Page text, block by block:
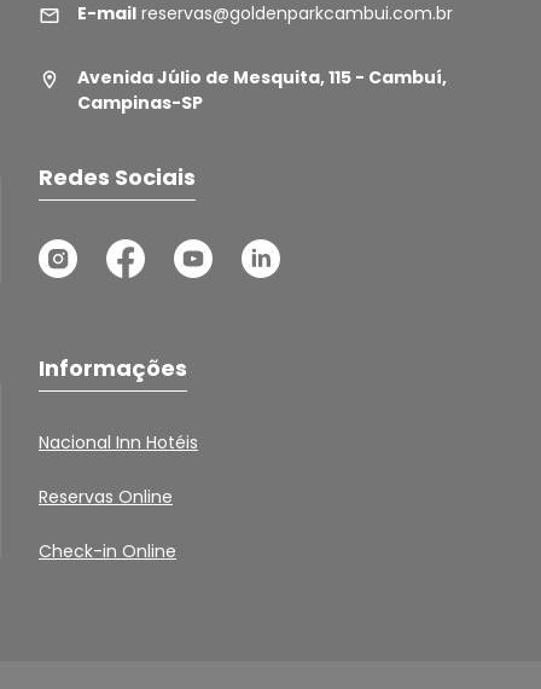
E-mail reservas@goldenparkcambui.com.br
Avenida Júlio de Mesquita, 115 - Cambuí,
Campinas-SP
Redes Sociais
Informações
Nacional Inn Hotéis
Reservas Online
Check-in Online